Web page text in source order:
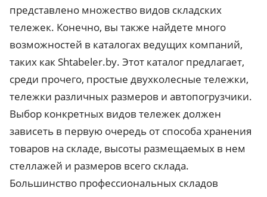
представлено множество видов складских
тележек. Конечно, вы также найдете много
возможностей в каталогах ведущих компаний,
таких как Shtabeler.by. Этот каталог предлагает,
среди прочего, простые двухколесные тележки,
тележки различных размеров и автопогрузчики.
Выбор конкретных видов тележек должен
зависеть в первую очередь от способа хранения
товаров на складе, высоты размещаемых в нем
стеллажей и размеров всего склада.
Большинство профессиональных складов